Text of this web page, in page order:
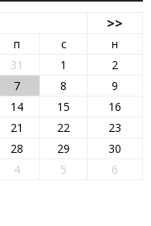
>>
п с
н
31 1
2
7 8
9
14 15
16
21 22
23
28 29
30
4 5 6